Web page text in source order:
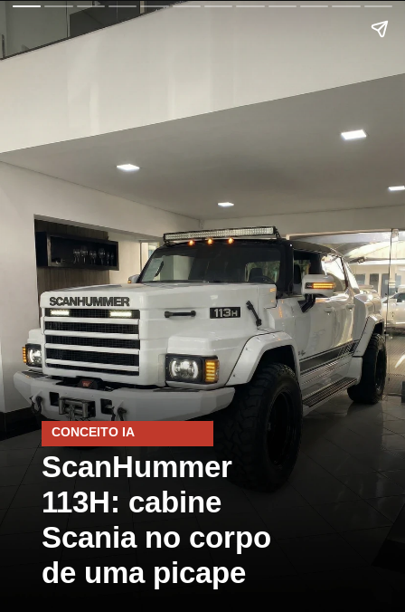
CONCEITO IA
ScanHummer
113H: cabine
Scania no corpo
de uma picape